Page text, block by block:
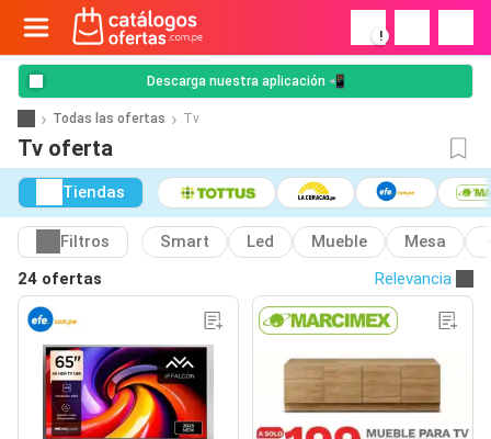
!
Descarga nuestra aplicación 📲
Todas las ofertas Tv
Tv oferta
Tiendas
Filtros Smart Led Mueble
Mesa
24 ofertas
Relevancia